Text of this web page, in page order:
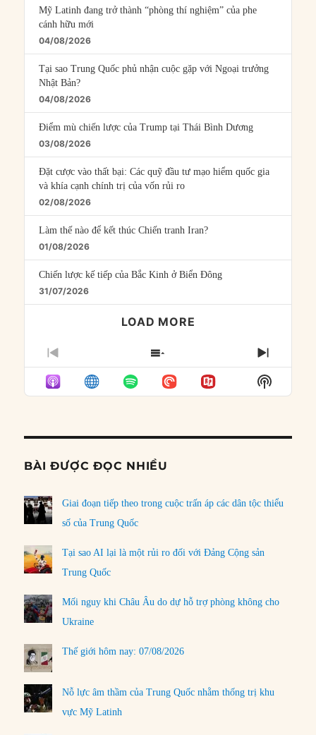
Mỹ Latinh đang trở thành “phòng thí nghiệm” của phe
cánh hữu mới
04/08/2026
Tại sao Trung Quốc phủ nhận cuộc gặp với Ngoại trưởng
Nhật Bản?
04/08/2026
Điểm mù chiến lược của Trump tại Thái Bình Dương
03/08/2026
Đặt cược vào thất bại: Các quỹ đầu tư mạo hiểm quốc gia
và khía cạnh chính trị của vốn rủi ro
02/08/2026
Làm thế nào để kết thúc Chiến tranh Iran?
01/08/2026
Chiến lược kế tiếp của Bắc Kinh ở Biển Đông
31/07/2026
LOAD MORE
PREVIOUS
EPISODE
SHOW
EPISODES
LIST
NEXT
Show
Podcast
BÀI ĐƯỢC ĐỌC NHIỀU
Giai đoạn tiếp theo trong cuộc trấn áp các dân tộc thiểu
số của Trung Quốc
Tại sao AI lại là một rủi ro đối với Đảng Cộng sản
Trung Quốc
Mối nguy khi Châu Âu do dự hỗ trợ phòng không cho
Ukraine
Thế giới hôm nay: 07/08/2026
Nỗ lực âm thầm của Trung Quốc nhằm thống trị khu
vực Mỹ Latinh